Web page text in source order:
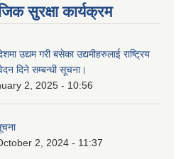
सुरक्षा कार्यक्रम
उद्यम गरी बसेका उद्यमीहरुलाई राष्‍ट्रिय
दिने सम्बन्धी सूचना।
2, 2025 - 10:56
2, 2024 - 11:37